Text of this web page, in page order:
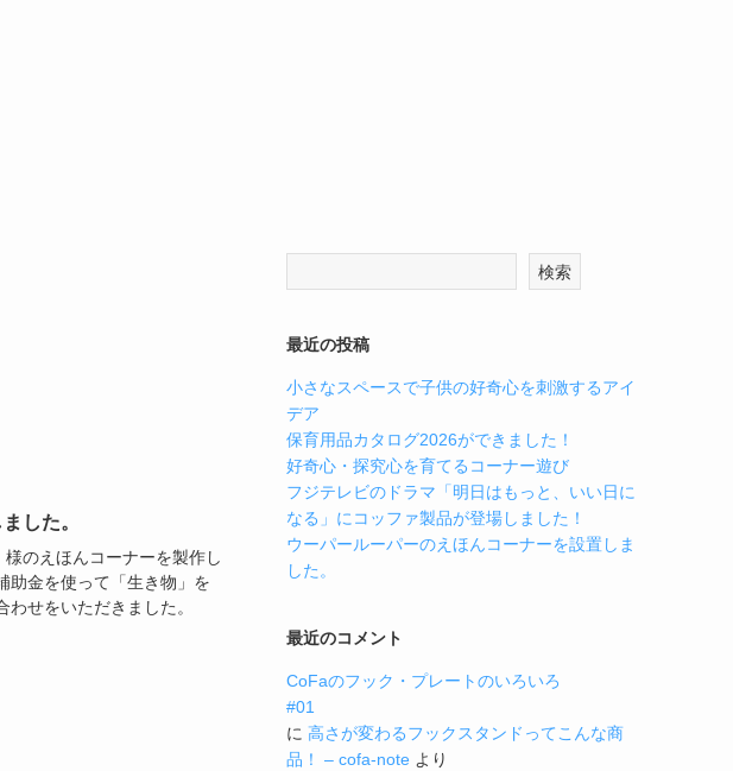
した。
のえほんコーナーを製作し
金を使って「生き物」を
せをいただきました。
検索
最近の投稿
小さなスペースで子供の好奇心を刺激するアイ
デア
保育用品カタログ2026ができました！
好奇心・探究心を育てるコーナー遊び
フジテレビのドラマ「明日はもっと、いい日に
なる」にコッファ製品が登場しました！
ウーパールーパーのえほんコーナーを設置しま
した。
最近のコメント
CoFaのフック・プレートのいろいろ
#01
に 高さが変わるフックスタンドってこんな商
品！ – cofa-note より